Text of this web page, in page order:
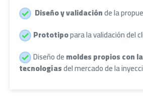
Diseño y validaciónde la
Prototipopara la validación del
Diseño demoldes propios con
tecnologíasdel mercado de la